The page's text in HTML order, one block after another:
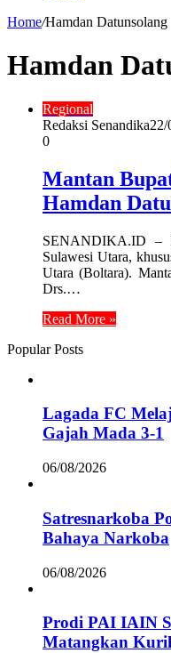
Home/Hamdan Datunsolang
Hamdan
Regional
Redaksi Senandika22/
0
Mantan
Hamdan
SENANDIKA.ID –
Sulawesi Utara,
Utara (Boltara).
Drs.…
Read More »
Popular Posts
Lagada FC
Gajah Mada 3-1
06/08/2026
Satresnarkoba
Bahaya Narkoba
06/08/2026
Prodi PAI IAIN
Matangkan